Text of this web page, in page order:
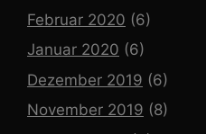
Februar 2020 (6)
Januar 2020 (6)
Dezember 2019 (6)
November 2019 (8)